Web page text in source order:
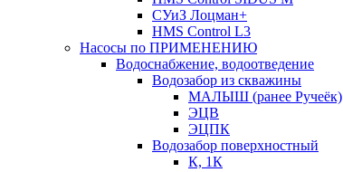
СУиЗ Лоцман+
HMS Control L3
Насосы по ПРИМЕНЕНИЮ
Водоснабжение, водоотведение
Водозабор из скважины
МАЛЫШ (ранее Ручеёк)
ЭЦВ
ЭЦПК
Водозабор поверхностный
К, 1К